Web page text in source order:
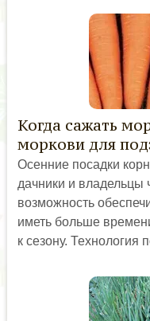
Когда сажать
моркови для
Осенние посадки
дачники и владельцы
возможность
иметь больше
к сезону. Технология